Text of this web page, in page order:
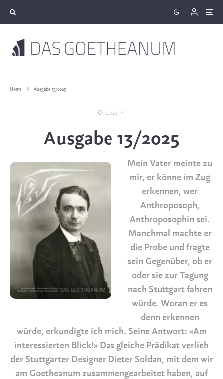
Home Ausgabe 13/2025
Oldest
Ausgabe 13/2025
Mein Vater meinte zu
mir, er könne im Zug
erkennen, wer
Anthroposoph,
Anthroposophin sei.
Manchmal machte er
die Probe und fragte
sein Gegenüber, ob er
oder sie zur Tagung
nach Stuttgart fahren
würde. Woran er es
denn erkennen
würde, erkundigte ich mich. Seine Antwort: «Am
interessierten Blick!» Das gleiche Prädikat verlieh
der Stuttgarter Designer Dieter Soldan, mit dem wir
am Goetheanum zusammengearbeitet haben, auf